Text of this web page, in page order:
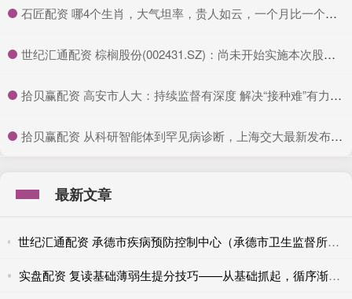
​石匠配资 哪4个生肖，大气坦率，贵人如云，一个月比一个月赚钱多_总能_性格_财运
​世纪汇通配资 棕榈股份(002431.SZ)：尚未开始实施本次股份回购
​拾贝赢配资 高安市人大：持续监督有深度 解决“接种难”有力度_服务_问题_群众
​拾贝赢配资 从科研智能体到罕见病诊断，上海交大最新发布五项全球领先AI成果
最新文章
世纪汇通配资 承德市疾病预防控制中心（承德市卫生监督所）主动服务教育领域 助力提升教室采光照明水平
实盘配资 复读基础薄弱生提分技巧——从基础抓起，循序渐进，稳步提升